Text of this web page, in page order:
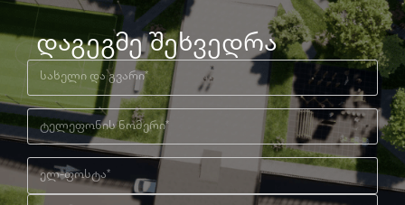
დაგეგმე შეხვედრა